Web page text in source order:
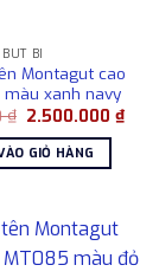
BÚT BI
Montagut cao
màu xanh navy
₫ Giá
là:
2.950.000 ₫.
2.500.000₫Giá
hiện
GIỎ HÀNG